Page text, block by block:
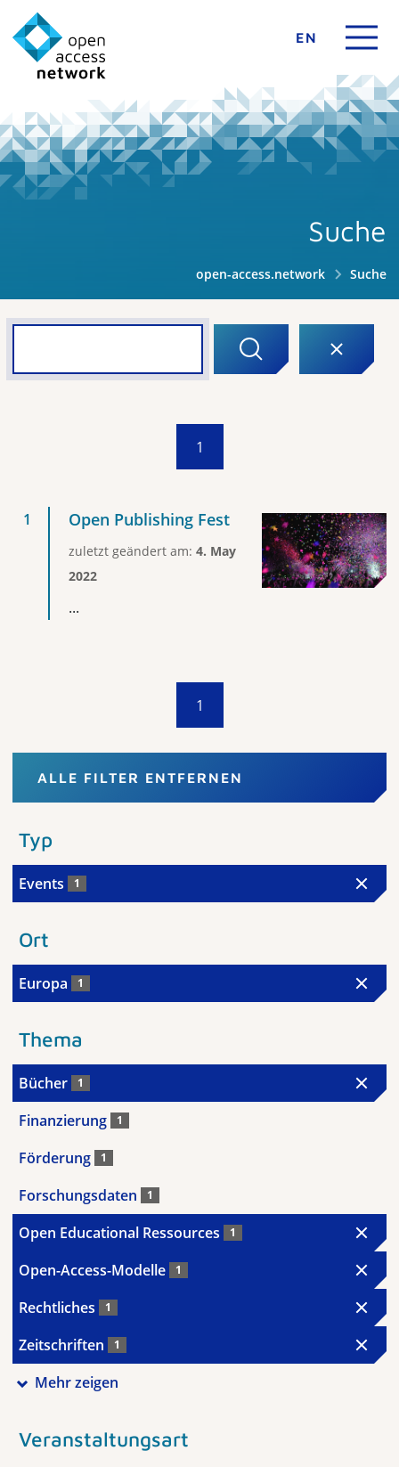
EN
Suche
open-access.network Suche
1
Open Publishing Fest
zuletzt geändert am: 4. May
2022
...
1
ALLE FILTER ENTFERNEN
Typ
Events 1
Ort
Europa 1
Thema
Bücher 1
Finanzierung 1
Förderung 1
Forschungsdaten 1
Open Educational Ressources 1
Open-Access-Modelle 1
Rechtliches 1
Zeitschriften 1
Mehr zeigen
Veranstaltungsart